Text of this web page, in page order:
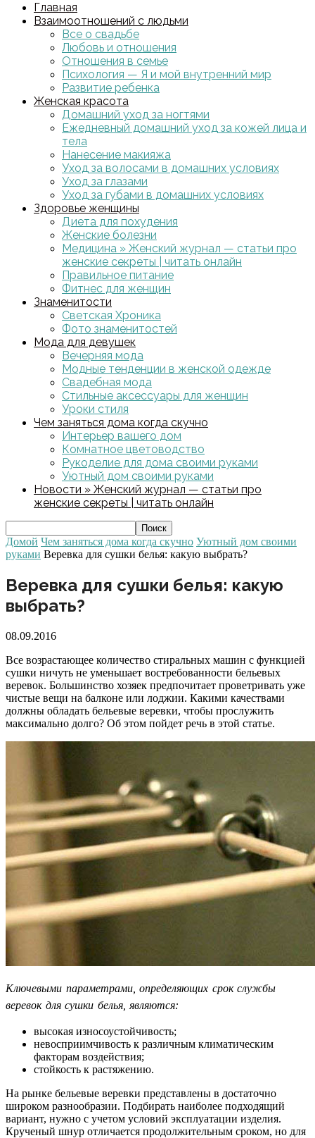
Главная
Взаимоотношений с людьми
Все о свадьбе
Любовь и отношения
Отношения в семье
Психология — Я и мой внутренний мир
Развитие ребенка
Женская красота
Домашний уход за ногтями
Ежедневный домашний уход за кожей лица и
тела
Нанесение макияжа
Уход за волосами в домашних условиях
Уход за глазами
Уход за губами в домашних условиях
Здоровье женщины
Диета для похудения
Женские болезни
Медицина » Женский журнал — статьи про
женские секреты | читать онлайн
Правильное питание
Фитнес для женщин
Знаменитости
Светская Хроника
Фото знаменитостей
Мода для девушек
Вечерняя мода
Модные тенденции в женской одежде
Свадебная мода
Стильные аксессуары для женщин
Уроки стиля
Чем заняться дома когда скучно
Интерьер вашего дом
Комнатное цветоводство
Рукоделие для дома своими руками
Уютный дом своими руками
Новости » Женский журнал — статьи про
женские секреты | читать онлайн
Домой Чем заняться дома когда скучно Уютный дом своими
руками Веревка для сушки белья: какую выбрать?
Веревка для сушки белья: какую
выбрать?
08.09.2016
Все возрастающее количество стиральных машин с функцией
сушки ничуть не уменьшает востребованности бельевых
веревок. Большинство хозяек предпочитает проветривать уже
чистые вещи на балконе или лоджии. Какими качествами
должны обладать бельевые веревки, чтобы прослужить
максимально долго? Об этом пойдет речь в этой статье.
Ключевыми параметрами, определяющих срок службы
веревок для сушки белья, являются:
высокая износоустойчивость;
невосприимчивость к различным климатическим
факторам воздействия;
стойкость к растяжению.
На рынке бельевые веревки представлены в достаточно
широком разнообразии. Подбирать наиболее подходящий
вариант, нужно с учетом условий эксплуатации изделия.
Крученый шнур отличается продолжительным сроком, но для